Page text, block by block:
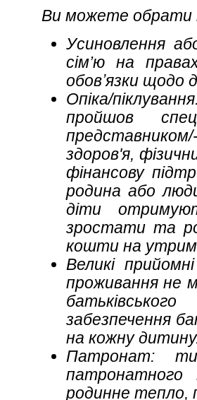
Ви можете обрати
Усиновлення
сім’ю на
обовʼязки щодо
Опіка/
пройшов
здоров'я,
фінансову
родина або
діти
зростати та
кошти на
Великі
проживання не
забезпечення
на кожну
Патронат:
патронатного
родинне тепло,